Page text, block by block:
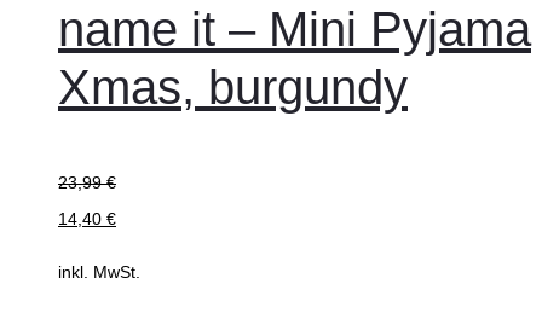
name it – Mini Pyjama
Xmas, burgundy
23,99€
14,40 €
inkl. MwSt.